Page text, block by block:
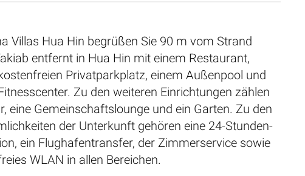
Villas Hua Hin begrüßen Sie 90 m vom Strand
entfernt in Hua Hin mit einem Restaurant,
Privatparkplatz, einem Außenpool und
Zu den weiteren Einrichtungen zählen
eine Gemeinschaftslounge und ein Garten. Zu den
der Unterkunft gehören eine 24-Stunden-
ein Flughafentransfer, der Zimmerservice sowie
WLAN in allen Bereichen.